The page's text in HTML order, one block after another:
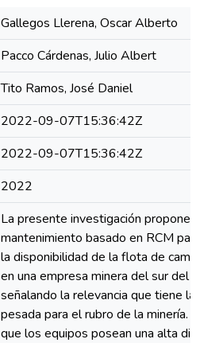
Gallegos Llerena, Oscar Alberto
Pacco Cárdenas, Julio Albert
Tito Ramos, José Daniel
2022-09-07T15:36:42Z
2022-09-07T15:36:42Z
2022
La presente investigación propone
mantenimiento basado en RCM
la disponibilidad de la flota de
en una empresa minera del sur del
señalando la relevancia que tiene la
pesada para el rubro de la minería.
que los equipos posean una alta